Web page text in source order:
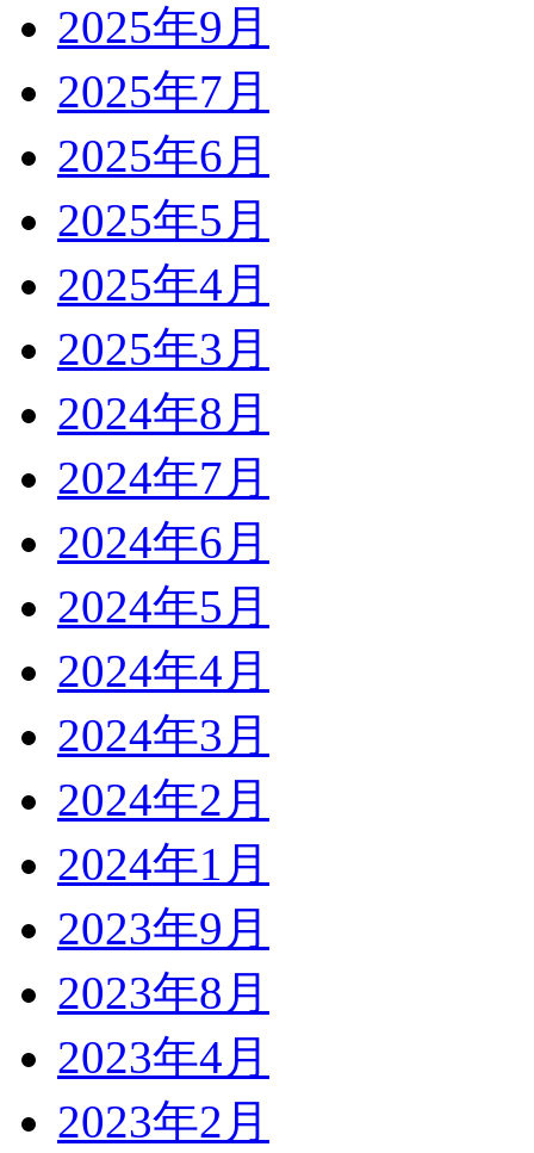
2025年9月
2025年7月
2025年6月
2025年5月
2025年4月
2025年3月
2024年8月
2024年7月
2024年6月
2024年5月
2024年4月
2024年3月
2024年2月
2024年1月
2023年9月
2023年8月
2023年4月
2023年2月